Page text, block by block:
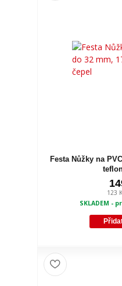
Festa Nůžky na
123
SKLADEM -